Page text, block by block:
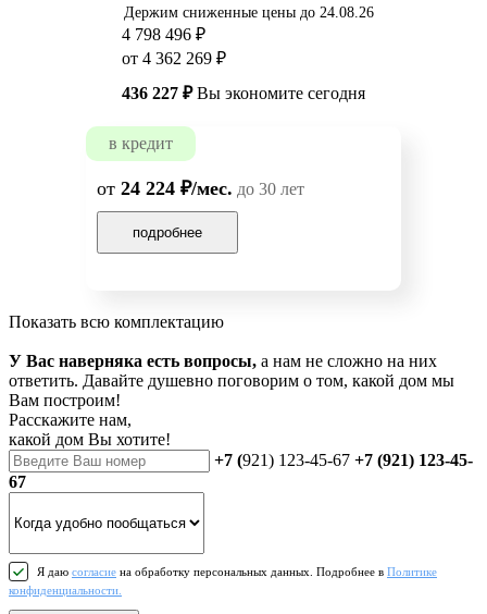
Держим сниженные цены до 24.08.26
4 798 496 ₽
от 4 362 269 ₽
436 227 ₽Вы экономите сегодня
в кредит
от 24 224 ₽/мес. до 30 лет
подробнее
Показать всю комплектацию
У Вас наверняка есть вопросы, а нам не сложно на них
ответить. Давайте душевно поговорим о том, какой дом мы
Вам построим!
Расскажите нам,
какой дом Вы хотите!
+7 (921) 123-45-67 +7 (921) 123-45-
67
Я даю согласие на обработку персональных данных. Подробнее в Политике
конфиденциальности.